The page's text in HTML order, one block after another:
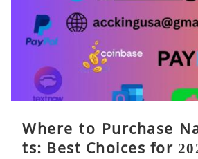
Where to Purchase
ts: Best Choices for